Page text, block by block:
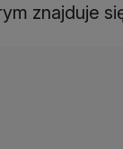
znajduje